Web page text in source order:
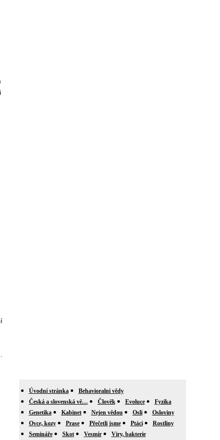
Úvodní stránka
Behavioralni vědy
Česká a slovenská vě…
Člověk Evoluce
Fyzika
Genetika
Kabinet Nejen vědou Osli
Osloviny
Ovce, kozy
Prase Přečetli jsme Ptáci
Rostliny
Semináře
Skot Vesmír
Viry, bakterie